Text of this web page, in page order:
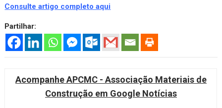
Consulte artigo completo aqui
Partilhar:
Acompanhe APCMC - Associação Materiais de
Construção em Google Notícias